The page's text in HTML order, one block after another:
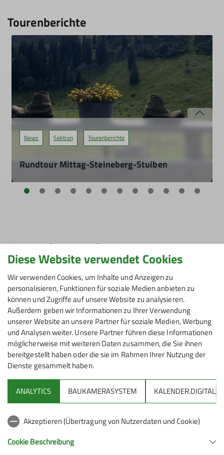
Tourenberichte
News Sektion Tourenberichte
Rundtour Mittag-Steineberg-Stuiben
02.08.2026
Zu siebt waren wir auf unserer Rundtour im östlichen Teil
mehr erfahren
Services des DAV
© DAV
Diese Website verwendet Cookies
Wir verwenden Cookies, um Inhalte und Anzeigen zu
personalisieren, Funktionen für soziale Medien anbieten zu
können und Zugriffe auf unsere Website zu analysieren.
Außerdem geben wir Informationen zu Ihrer Verwendung
unserer Website an unsere Partner für soziale Medien, Werbung
und Analysen weiter. Unsere Partner führen diese Informationen
möglicherweise mit weiteren Daten zusammen, die Sie ihnen
bereitgestellt haben oder die sie im Rahmen Ihrer Nutzung der
Dienste gesammelt haben.
ANALYTICS BAUKAMERASYSTEM KALENDER.DIGITAL
Akzeptieren (Übertragung von Nutzerdaten und Cookie)
Cookie Beschreibung